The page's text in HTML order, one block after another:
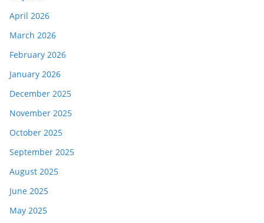
April 2026
March 2026
February 2026
January 2026
December 2025
November 2025
October 2025
September 2025
August 2025
June 2025
May 2025